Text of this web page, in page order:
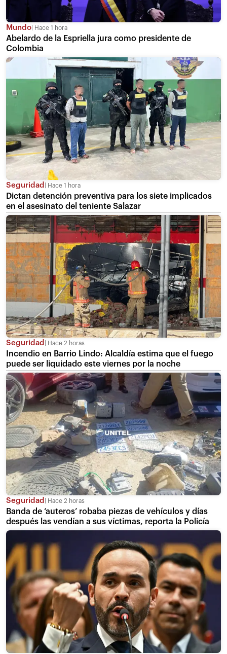
Mundo Hace 1 hora
Abelardo de la Espriella jura como presidente de
Colombia
Seguridad Hace 1 hora
Dictan detención preventiva para los siete implicados
en el asesinato del teniente Salazar
Seguridad Hace 2 horas
Incendio en Barrio Lindo: Alcaldía estima que el fuego
puede ser liquidado este viernes por la noche
Seguridad Hace 2 horas
Banda de ‘auteros’ robaba piezas de vehículos y días
después las vendían a sus víctimas, reporta la Policía